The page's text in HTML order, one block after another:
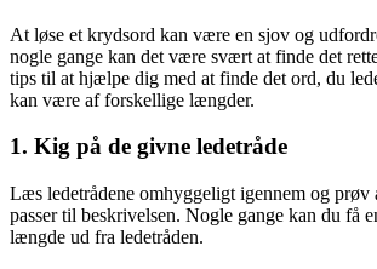
At løse et krydsord kan være en sjov og
nogle gange kan det være svært at finde det
tips til at hjælpe dig med at finde det ord, du
kan være af forskellige længder.
1. Kig på de givne ledetråde
Læs ledetrådene omhyggeligt igennem og prøv
passer til beskrivelsen. Nogle gange kan du få
længde ud fra ledetråden.